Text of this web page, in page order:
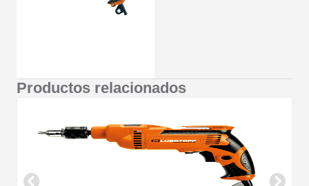
Productos relacionados